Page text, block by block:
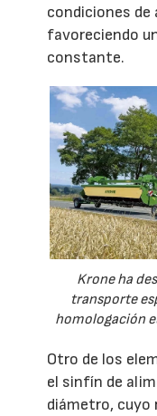
condiciones de
favoreciendo
constante.
Krone ha
transporte
homologación
Otro de los
el sinfín de
diámetro, cuyo